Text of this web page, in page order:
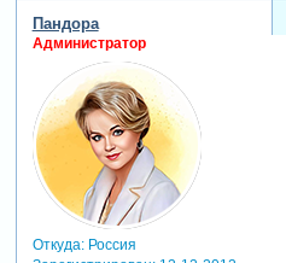
Пандора
Администратор
Откуда:Россия